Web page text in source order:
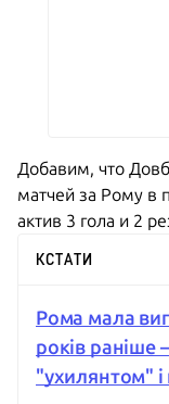
Добавим, что
матчей за Рому в
актив 3 гола и 2
КСТАТИ
Рома мала
років раніше
"ухилянтом"